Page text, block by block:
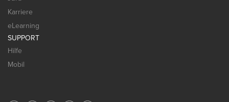
Karriere
eLearning
SUPPORT
Hilfe
Mobil